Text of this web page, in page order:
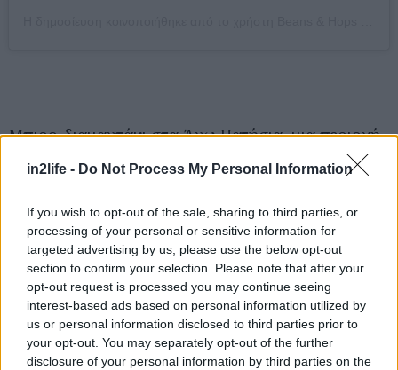
in2life - Do Not Process My Personal Information
If you wish to opt-out of the sale, sharing to third parties, or
processing of your personal or sensitive information for
targeted advertising by us, please use the below opt-out
section to confirm your selection. Please note that after your
opt-out request is processed you may continue seeing
interest-based ads based on personal information utilized by
us or personal information disclosed to third parties prior to
your opt-out. You may separately opt-out of the further
disclosure of your personal information by third parties on the
Μπιρο-διαμαντάκι στα Άνω Πατήσια, μια περιοχή
που διψά για καλό ζύθο, το Beans and Hops
specialty καφεδάκι στα τραπεζάκια της αυλής του,
και συνεχίζει με χειροποίητες μπίρες σε εκλεκτή
ποικιλία για καλοκαιρινές δοκιμές. Συμπαθέστατοι
οι μερακλήδες και γνώστες ιδιοκτήτες, θα
αναλάβουν να σε μυήσουν στις ετικέτες που
φέρνουν σε βαρέλι και μπουκάλια. Παίζει και
ωραίες ροκ μουσικές. Το βαρέλι από 4€.